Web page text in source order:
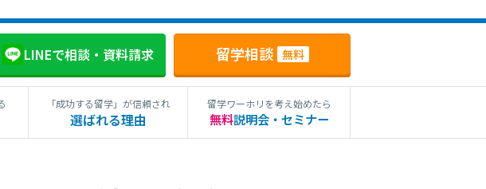
LINEで相談・資料請求 留学相談 無料
「成功する留学」が信頼され
選ばれる理由
留学ワーホリを考え始めたら
無料説明会・セミナー